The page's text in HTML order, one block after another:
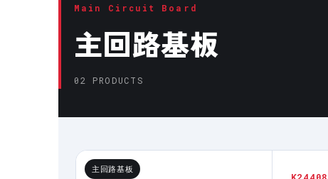
Main Circuit Board
主回路基板
02 PRODUCTS
主回路基板